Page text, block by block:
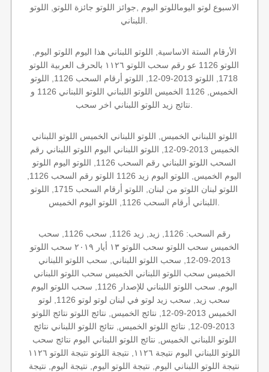
الاسبوع لوتو اليوماللوتو اليوم ,جوائز اللوتو جائزة اللوتو, اللوتو
الأرقام الستة الاساسية, اللوتو اللبناني هذا اليوم اللوتو اليوم,
اللوتو 1126 عو رقم سحب اللوتو ١١٢٦ بالحرف العربية اللوتو
1718, اللوتو 2013-09-12, اللوتو أرقام السحب 1126, اللوتو
الخميس, 1126 الخميس اللوتو اللبناني اللوتو اللبناني 1126 و
اللوتو اللبناني الخميس, اللوتو اللبناني الخميس اللوتو اللبناني
الخميس 2013-09-12, اللوتو اللبناني اليوم اللوتو اللبناني رقم
السحب اللوتو اللبناني رقم السحب 1126, اللوتو اليوم اللوتو
اللوتو لبنان اللوتو من لبنان, اللوتو أرقام السحب 1715, اللوتو
رقم السحب: 1126, زيد, زيد 1126, سحب 1126, سحب
الخميس سحب اللوتو سحب اللوتو ١٣ أيار ٢٠١٩ سحب اللوتو
2013-09-12, سحب اللوتو اللبناني, سحب اللوتو اللبناني
الخميس سحب اللوتو اللبناني الخميس سحب اللوتو اللبناني
اليوم, سحب اللوتو اللبناني للإصدار 1126, سحب اللوتو اليوم
سحب زيد, سحب زيد لوتو في لبنان لوتو لوتو 1126, لوتو
الخميس 2013-09-12, نتائج الخميس, نتائج اللوتو نتائج اللوتو
2013-09-12, نتائج اللوتو الخميس, نتائج اللوتو اللبناني نتائج
اللوتو اللبناني الخميس, نتائج اللوتو اللبناني اليوم نتائج سحب
اللوتو اللبناني اليوم نتيجة ١١٢٦, نتيجة اللوتو نتيجة اللوتو ١١٢٦
نتيجة اللوتو اللبناني اليوم, نتيجة اللوتو اليوم, نتيجة اليوم, نتيجة